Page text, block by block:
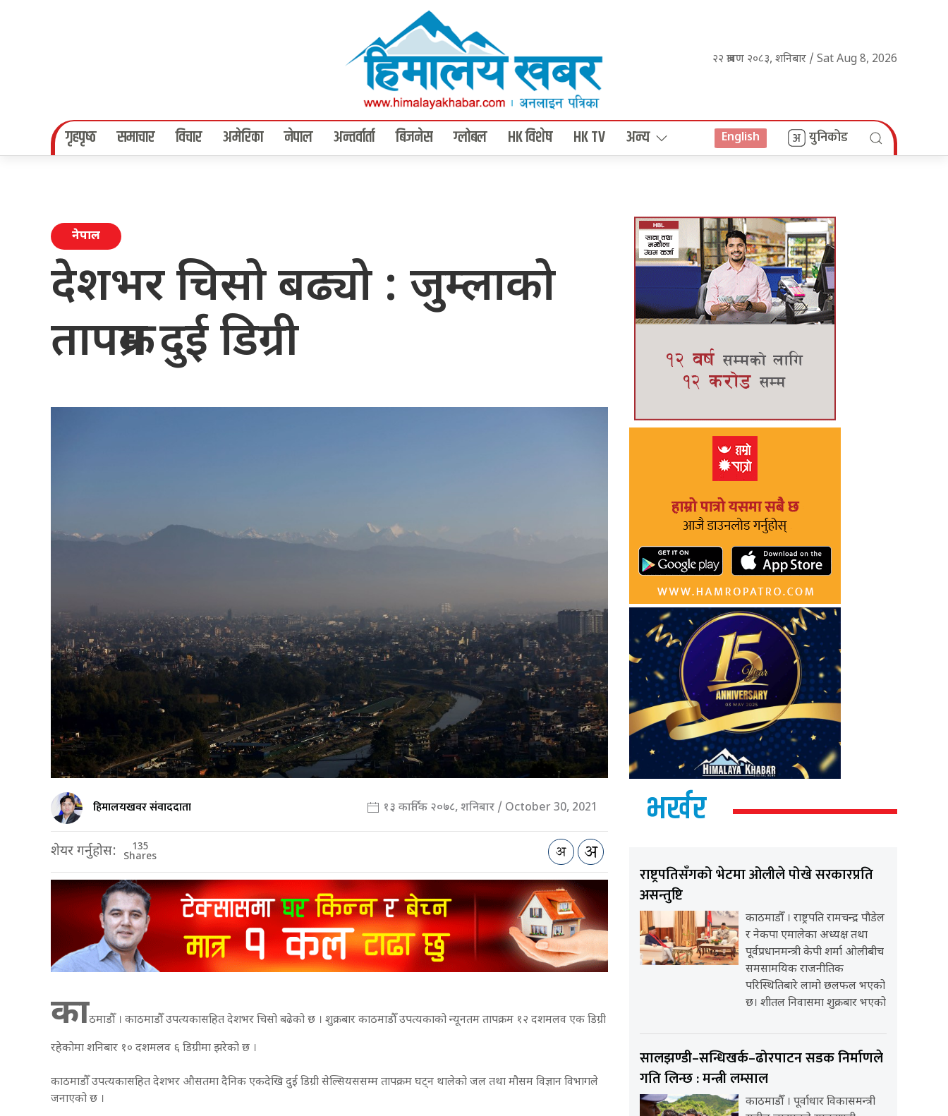
२२ श्रावण २०८३, शनिबार / Sat Aug 8, 2026
गृहपृष्‍ठ समाचार विचार अमेरिका नेपाल अन्तर्वार्ता बिजनेस ग्लोबल HK विशेष HK TV अन्य English युनिकोड
नेपाल
देशभर चिसो बढ्यो : जुम्लाको
तापक्रम दुई डिग्री
हिमालयखवर संवाददाता १३ कार्तिक २०७८, शनिबार / October 30, 2021
शेयर गर्नुहोस: 135
Shares
काठमाडौँ । काठमाडौँ उपत्यकासहित देशभर चिसो बढेको छ । शुक्रबार काठमाडौँ उपत्यकाको न्यूनतम तापक्रम १२ दशमलव एक डिग्री
रहेकोमा शनिबार १० दशमलव ६ डिग्रीमा झरेको छ ।
काठमाडौँ उपत्यकासहित देशभर औसतमा दैनिक एकदेखि दुई डिग्री सेल्सियससम्म तापक्रम घट्न थालेको जल तथा मौसम विज्ञान विभागले
जनाएको छ ।
भर्खर
राष्ट्रपतिसँगको भेटमा ओलीले पोखे सरकारप्रति
असन्तुष्टि
काठमाडौँ । राष्ट्रपति रामचन्द्र पौडेल
र नेकपा एमालेका अध्यक्ष तथा
पूर्वप्रधानमन्त्री केपी शर्मा ओलीबीच
समसामयिक राजनीतिक
परिस्थितिबारे लामो छलफल भएको
छ। शीतल निवासमा शुक्रबार भएको
सालझण्डी–सन्धिखर्क–ढोरपाटन सडक निर्माणले
गति लिन्छ : मन्त्री लम्साल
काठमाडौँ । पूर्वाधार विकासमन्त्री